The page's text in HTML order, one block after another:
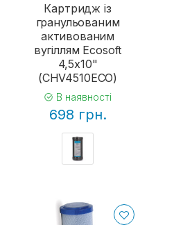
Картридж із
гранульованим
активованим
вугіллям Ecosoft
4,5х10"
(CHV4510ECO)
В наявності
698 грн.